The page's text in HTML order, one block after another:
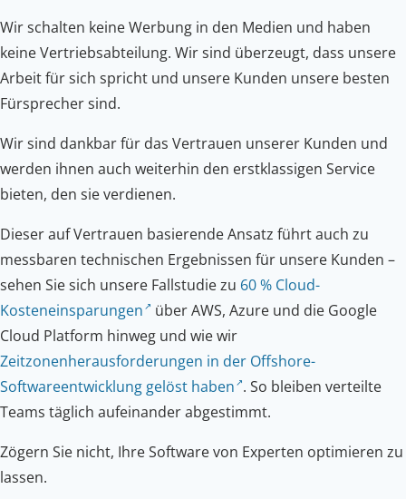
Wir schalten keine Werbung in den Medien und haben
keine Vertriebsabteilung. Wir sind überzeugt, dass unsere
Arbeit für sich spricht und unsere Kunden unsere besten
Fürsprecher sind.
Wir sind dankbar für das Vertrauen unserer Kunden und
werden ihnen auch weiterhin den erstklassigen Service
bieten, den sie verdienen.
Dieser auf Vertrauen basierende Ansatz führt auch zu
messbaren technischen Ergebnissen für unsere Kunden –
sehen Sie sich unsere Fallstudie zu 60 % Cloud-
Kosteneinsparungen
über AWS, Azure und die Google
Cloud Platform hinweg und wie wir
Zeitzonenherausforderungen in der Offshore-
Softwareentwicklung gelöst haben . So bleiben verteilte
Teams täglich aufeinander abgestimmt.
Zögern Sie nicht, Ihre Software von Experten optimieren zu
lassen.